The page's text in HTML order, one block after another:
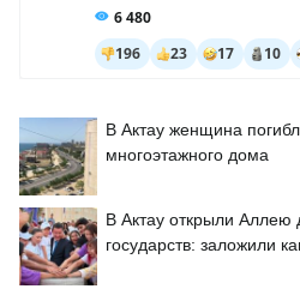
В Актау женщина
многоэтажного дома
В Актау открыли Аллею
государств: заложили